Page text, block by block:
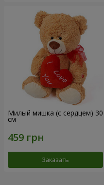
Милый мишка (с сердцем) 30
см
Заказать